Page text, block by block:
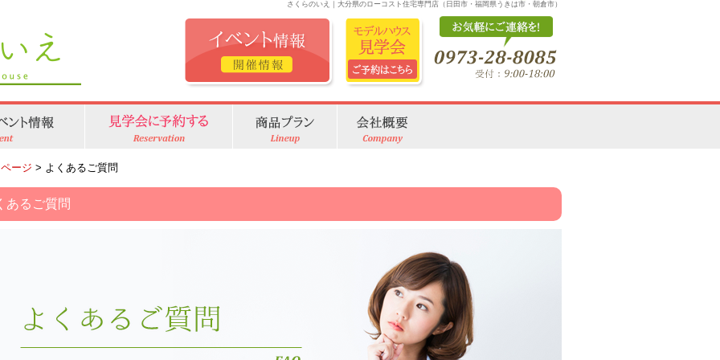
さくらのいえ｜大分県のローコスト住宅専門店（日田市・福岡県うきは市・朝倉市）
ージ > よくあるご質問
あるご質問